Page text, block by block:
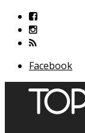
Facebook